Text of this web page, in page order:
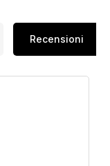
Recensioni